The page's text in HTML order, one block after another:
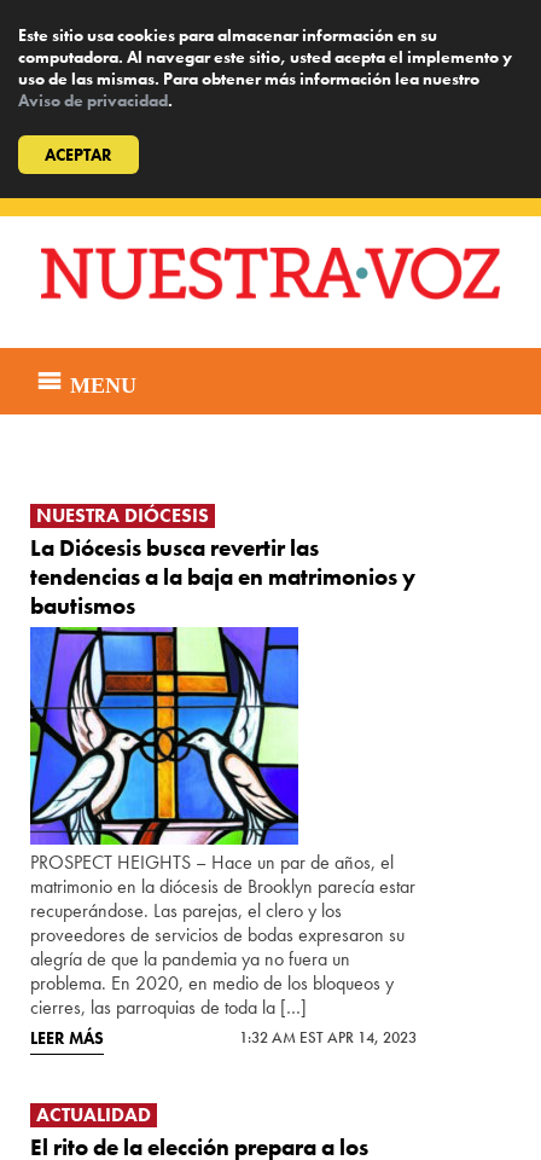
Este sitio usa cookies para almacenar información en su
computadora. Al navegar este sitio, usted acepta el implemento y
uso de las mismas. Para obtener más información lea nuestro
Aviso de privacidad.
ACEPTAR
content
MENU
NUESTRA DIÓCESIS
La Diócesis busca revertir las
tendencias a la baja en matrimonios y
bautismos
PROSPECT HEIGHTS – Hace un par de años, el
matrimonio en la diócesis de Brooklyn parecía estar
recuperándose. Las parejas, el clero y los
proveedores de servicios de bodas expresaron su
alegría de que la pandemia ya no fuera un
problema. En 2020, en medio de los bloqueos y
cierres, las parroquias de toda la […]
LEER MÁS 1:32 AM EST APR 14, 2023
ACTUALIDAD
El rito de la elección prepara a los